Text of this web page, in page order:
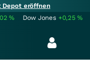
eröffnen
% Dow Jones +0,25%